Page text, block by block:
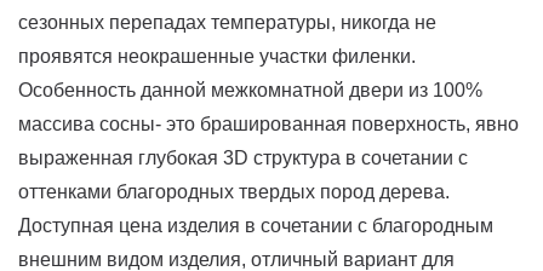
сезонных перепадах температуры, никогда не
проявятся неокрашенные участки филенки.
Особенность данной межкомнатной двери из 100%
массива сосны- это брашированная поверхность, явно
выраженная глубокая 3D структура в сочетании с
оттенками благородных твердых пород дерева.
Доступная цена изделия в сочетании с благородным
внешним видом изделия, отличный вариант для